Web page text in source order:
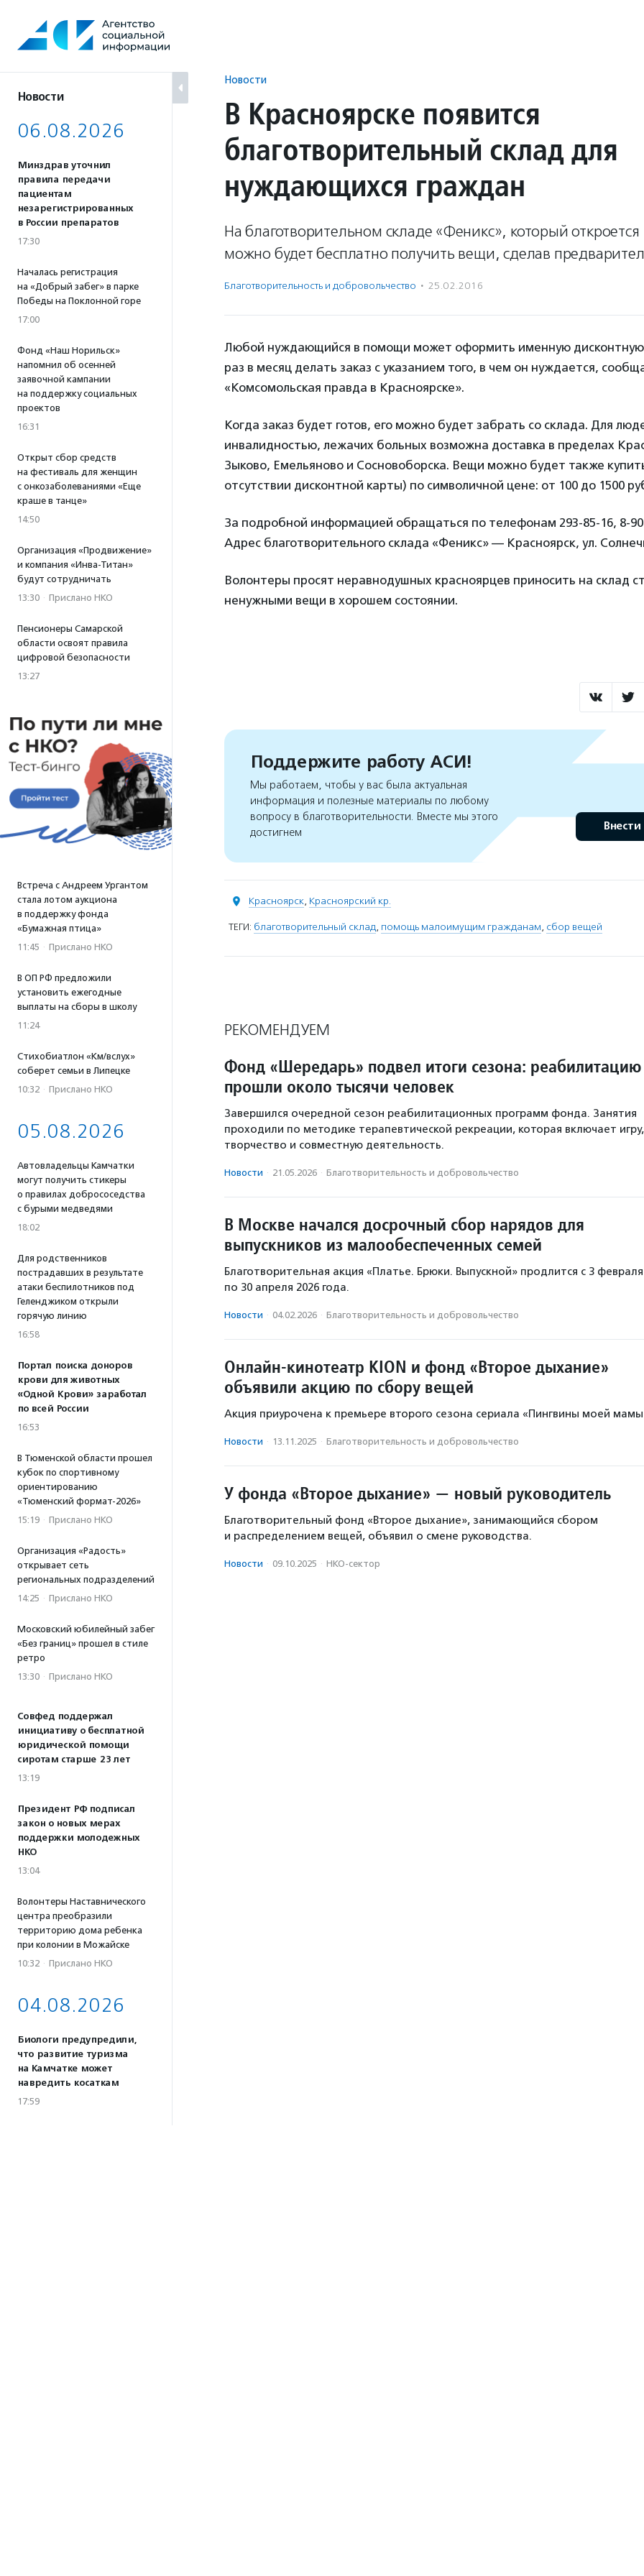
содержанию
Новости
06.08.2026
Минздрав уточнил
правила передачи
пациентам
незарегистрированных
в России препаратов
17:30
Началась регистрация
на «Добрый забег» в парке
Победы на Поклонной горе
17:00
Фонд «Наш Норильск»
напомнил об осенней
заявочной кампании
на поддержку социальных
проектов
16:31
Открыт сбор средств
на фестиваль для женщин
с онкозаболеваниями «Еще
краше в танце»
14:50
Организация «Продвижение»
и компания «Инва-Титан»
будут сотрудничать
13:30 · Прислано НКО
Пенсионеры Самарской
области освоят правила
цифровой безопасности
13:27
Встреча с Андреем Ургантом
стала лотом аукциона
в поддержку фонда
«Бумажная птица»
11:45 · Прислано НКО
В ОП РФ предложили
установить ежегодные
выплаты на сборы в школу
11:24
Стихобиатлон «Км/вслух»
соберет семьи в Липецке
10:32 · Прислано НКО
05.08.2026
Автовладельцы Камчатки
могут получить стикеры
о правилах добрососедства
с бурыми медведями
18:02
Для родственников
пострадавших в результате
атаки беспилотников под
Геленджиком открыли
горячую линию
16:58
Портал поиска доноров
крови для животных
«Одной Крови» заработал
по всей России
16:53
В Тюменской области прошел
кубок по спортивному
ориентированию
«Тюменский формат-2026»
15:19 · Прислано НКО
Организация «Радость»
открывает сеть
региональных подразделений
14:25 · Прислано НКО
Московский юбилейный забег
«Без границ» прошел в стиле
ретро
13:30 · Прислано НКО
Совфед поддержал
инициативу о бесплатной
юридической помощи
сиротам старше 23 лет
13:19
Президент РФ подписал
закон о новых мерах
поддержки молодежных
НКО
13:04
Волонтеры Наставнического
центра преобразили
территорию дома ребенка
при колонии в Можайске
10:32 · Прислано НКО
04.08.2026
Биологи предупредили,
что развитие туризма
на Камчатке может
навредить косаткам
17:59
Новости
В Красноярске появится
благотворительный склад для
нуждающихся граждан
На благотворительном складе «Феникс», который
можно будет бесплатно получить вещи, сделав
Благотвори­тель­ность и доброволь­чест­во · 25.02.2016
Любой нуждающийся в помощи может оформить именную дисконтную
раз в месяц делать заказ с указанием того, в чем он нуждается,
«Комсомольская правда в Красноярске».
Когда заказ будет готов, его можно будет забрать со склада. Для
инвалидностью, лежачих больных возможна доставка в пределах
Зыково, Емельяново и Сосновоборска. Вещи можно будет также
отсутствии дисконтной карты) по символичной цене: от 100 до 1500
За подробной информацией обращаться по телефонам 293-85-16, 8-
Адрес благотворительного склада «Феникс» — Красноярск, ул.
Волонтеры просят неравнодушных красноярцев приносить на склад
ненужными вещи в хорошем состоянии.
Поддержите работу АСИ!
Мы работаем, чтобы у вас была актуальная
информация и полезные материалы по любому
вопросу в благотворительности. Вместе мы этого
достигнем
Внести
Красноярск, Красноярский кр.
ТЕГИ: благотворительный склад, помощь малоимущим гражданам, сбор вещей
РЕКОМЕНДУЕМ
Фонд «Шередарь» подвел итоги сезона: реабилитацию
прошли около тысячи человек
Завершился очередной сезон реабилитационных программ фонда. Занятия
проходили по методике терапевтической рекреации, которая включает игру,
творчество и совместную деятельность.
Новости · 21.05.2026 · Благотвори­тель­ность и доброволь­чест­во
В Москве начался досрочный сбор нарядов для
выпускников из малообеспеченных семей
Благотворительная акция «Платье. Брюки. Выпускной» продлится с 3 февраля
по 30 апреля 2026 года.
Новости · 04.02.2026 · Благотвори­тель­ность и доброволь­чест­во
Онлайн-кинотеатр KION и фонд «Второе дыхание»
объявили акцию по сбору вещей
Акция приурочена к премьере второго сезона сериала «Пингвины моей
Новости · 13.11.2025 · Благотвори­тель­ность и доброволь­чест­во
У фонда «Второе дыхание» — новый руководитель
Благотворительный фонд «Второе дыхание», занимающийся сбором
и распределением вещей, объявил о смене руководства.
Новости · 09.10.2025 · НКО-сектор